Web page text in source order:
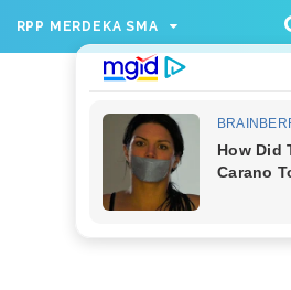
[336, 280], 'div-gpt-ad-
RPP MERDEKA SMA